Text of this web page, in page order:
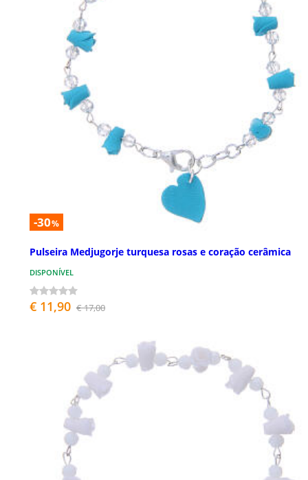
-30%
Pulseira Medjugorje turquesa rosas e coração cerâmica
DISPONÍVEL
€ 11,90 € 17,00